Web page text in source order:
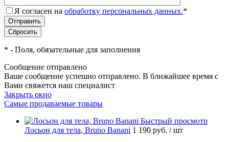
Я согласен на обработку персональных данных.*
* - Поля, обязательные для заполнения
Сообщение отправлено
Ваше сообщение успешно отправлено. В ближайшее время с
Вами свяжется наш специалист
Закрыть окно
Самые продаваемые товары
Быстрый просмотр
Лосьон для тела, Bruno Banani 1 190 руб. / шт